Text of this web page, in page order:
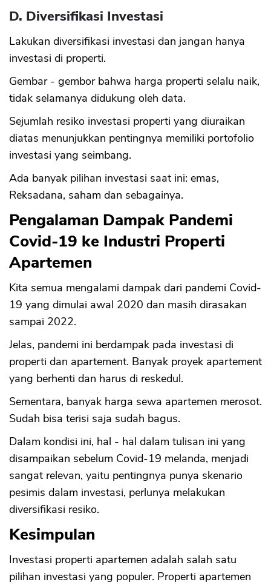
D. Diversifikasi Investasi
Lakukan diversifikasi investasi dan jangan hanya
investasi di properti.
Gembar - gembor bahwa harga properti selalu naik,
tidak selamanya didukung oleh data.
Sejumlah resiko investasi properti yang diuraikan
diatas menunjukkan pentingnya memiliki portofolio
investasi yang seimbang.
Ada banyak pilihan investasi saat ini: emas,
Reksadana, saham dan sebagainya.
Pengalaman Dampak Pandemi
Covid-19 ke Industri Properti
Apartemen
Kita semua mengalami dampak dari pandemi Covid-
19 yang dimulai awal 2020 dan masih dirasakan
sampai 2022.
Jelas, pandemi ini berdampak pada investasi di
properti dan apartement. Banyak proyek apartement
yang berhenti dan harus di reskedul.
Sementara, banyak harga sewa apartemen merosot.
Sudah bisa terisi saja sudah bagus.
Dalam kondisi ini, hal - hal dalam tulisan ini yang
disampaikan sebelum Covid-19 melanda, menjadi
sangat relevan, yaitu pentingnya punya skenario
pesimis dalam investasi, perlunya melakukan
diversifikasi resiko.
Kesimpulan
Investasi properti apartemen adalah salah satu
pilihan investasi yang populer. Properti apartemen